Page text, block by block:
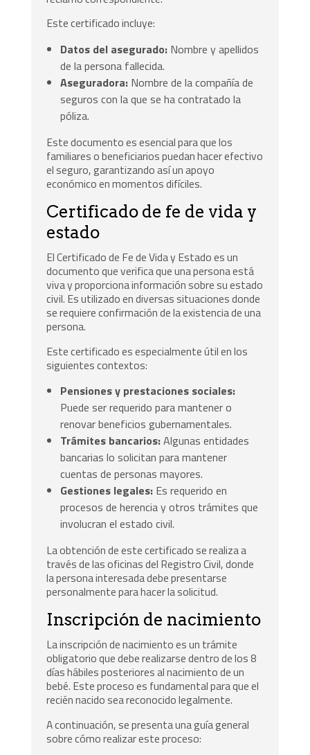
Este certificado incluye:
Datos del asegurado: Nombre y apellidos
de la persona fallecida.
Aseguradora: Nombre de la compañía de
seguros con la que se ha contratado la
póliza.
Este documento es esencial para que los
familiares o beneficiarios puedan hacer efectivo
el seguro, garantizando así un apoyo
económico en momentos difíciles.
Certificado de fe de vida y
estado
El Certificado de Fe de Vida y Estado es un
documento que verifica que una persona está
viva y proporciona información sobre su estado
civil. Es utilizado en diversas situaciones donde
se requiere confirmación de la existencia de una
persona.
Este certificado es especialmente útil en los
siguientes contextos:
Pensiones y prestaciones sociales:
Puede ser requerido para mantener o
renovar beneficios gubernamentales.
Trámites bancarios:Algunas entidades
bancarias lo solicitan para mantener
cuentas de personas mayores.
Gestiones legales: Es requerido en
procesos de herencia y otros trámites que
involucran el estado civil.
La obtención de este certificado se realiza a
través de las oficinas del Registro Civil, donde
la persona interesada debe presentarse
personalmente para hacer la solicitud.
Inscripción de nacimiento
La inscripción de nacimiento es un trámite
obligatorio que debe realizarse dentro de los 8
días hábiles posteriores al nacimiento de un
bebé. Este proceso es fundamental para que el
recién nacido sea reconocido legalmente.
A continuación, se presenta una guía general
sobre cómo realizar este proceso: